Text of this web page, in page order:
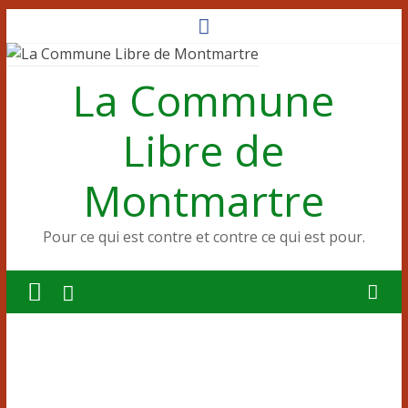
au
contenu
La Commune
Libre de
Montmartre
Pour ce qui est contre et contre ce qui est pour.